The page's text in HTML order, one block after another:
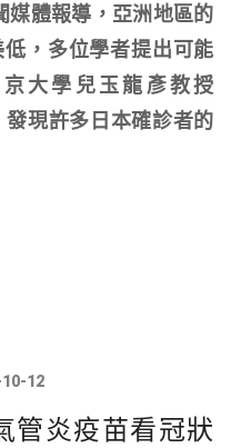
媒體報導，亞洲地區的
低，多位學者提出可能
大學兒玉龍彥教授
發現許多日本確診者的
12
管炎疫苗看冠狀